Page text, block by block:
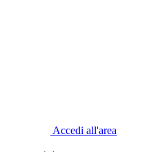
Accedi all'area